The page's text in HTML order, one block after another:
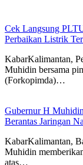
Cek Langsung
Perbaikan Listrik
KabarKalimantan,
Muhidin bersama
(Forkopimda)…
Gubernur H
Berantas Jaringan
KabarKalimantan,
Muhidin
atas…